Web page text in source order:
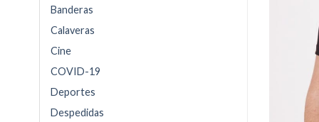
Banderas
Calaveras
Cine
COVID-19
Deportes
Despedidas